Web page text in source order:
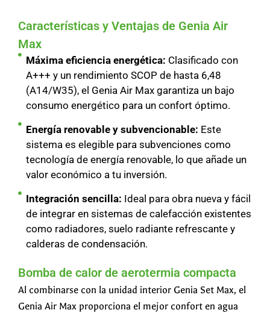
Características y Ventajas de Genia Air
Max
Máxima eficiencia energética: Clasificado con
A+++ y un rendimiento SCOP de hasta 6,48
(A14/W35), el Genia Air Max garantiza un bajo
consumo energético para un confort óptimo.
Energía renovable y subvencionable: Este
sistema es elegible para subvenciones como
tecnología de energía renovable, lo que añade un
valor económico a tu inversión.
Integración sencilla: Ideal para obra nueva y fácil
de integrar en sistemas de calefacción existentes
como radiadores, suelo radiante refrescante y
calderas de condensación.
Bomba de calor de aerotermia compacta
Al combinarse con la unidad interior Genia Set Max, el
Genia Air Max proporciona el mejor confort en agua